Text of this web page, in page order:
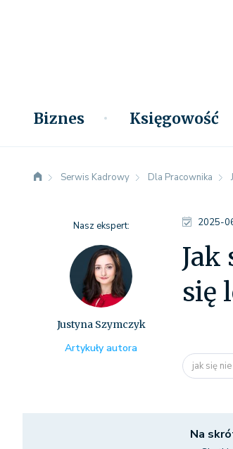
Biznes Księgowość
Serwis Kadrowy Dla Pracownika
2025-
Jak
się
jak się
Nasz ekspert:
Justyna Szymczyk
Artykuły autora
Na